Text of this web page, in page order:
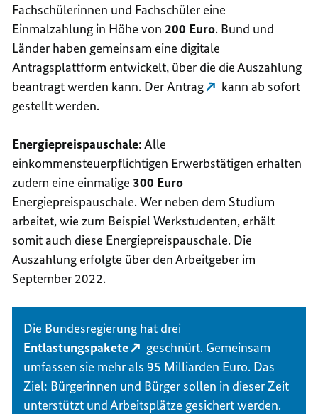
Fachschülerinnen und Fachschüler eine
Einmalzahlung in Höhe von200 Euro. Bund und
Länder haben gemeinsam eine digitale
Antragsplattform entwickelt, über die die Auszahlung
beantragt werden kann. DerAntrag
kann ab sofort
gestellt werden.
Energiepreispauschale:Alle
einkommensteuerpflichtigen Erwerbstätigen erhalten
zudem eine einmalige 300 Euro
Energiepreispauschale. Wer neben dem Studium
arbeitet, wie zum Beispiel Werkstudenten, erhält
somit auch diese Energiepreispauschale. Die
Auszahlung erfolgte über den Arbeitgeber im
September 2022.
Die Bundesregierung hat drei
Entlastungspakete
geschnürt. Gemeinsam
umfassen sie mehr als 95 Milliarden Euro. Das
Ziel: Bürgerinnen und Bürger sollen in dieser Zeit
unterstützt und Arbeitsplätze gesichert werden.